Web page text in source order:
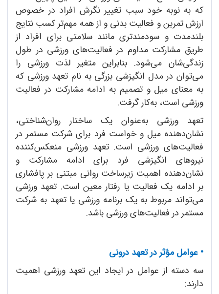
که به نوبه خود سبب تغییر نگرش افراد در خصوص
ارزش تمرین و فعالیت بدنی و از همه مهم‌تر کسب نتایج
بلندمدت و سودمندتری مانند سلامتی برای افراد از
طریق مشارکت مداوم در فعالیت‌های ورزشی در طول
زندگی‌شان می‌شود. بنابراین متغیر لذت ورزشی را
می‌توان در مدل انگیزشی بزرگی به نام تعهد ورزشی که
به معنای میل و تصمیم به ادامه مشارکت در فعالیت
ورزشی است، به‌کار گرفت.
تعهد ورزشی به‌عنوان یک ساختار روان‌شناختی،
نشان‌دهنده میل و خواست فرد برای شرکت مستمر در
فعالیت‌های ورزشی است. تعهد ورزشی منعکس‌کننده
نیروهای انگیزشی فرد برای ادامه مشارکت و
نشان‌دهنده اهمیت زیرساخت روانی مبتنی بر پافشاری
بر ادامه یک فعالیت یا رفتار معین است. تعهد ورزشی
می‌تواند مربوط به یک برنامه ورزشی یا تعهد به شرکت
مستمر در فعالیت‌های ورزشی باشد.
• عوامل مؤثر در تعهد درونی
سه دسته از عوامل در ایجاد این تعهد ورزشی اهمیت
دارند: